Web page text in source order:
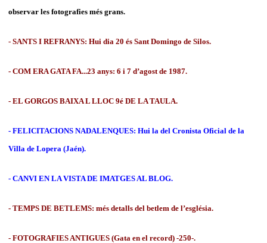
observar les fotografies més grans.
- SANTS I REFRANYS: Hui dia 20 és Sant Domingo de Silos.
- COM ERA GATA FA...23 anys: 6 i 7 d’agost de 1987.
- EL GORGOS BAIXA L LLOC 9é DE LA TAULA.
- FELICITACIONS NADALENQUES: Hui la del Cronista Oficial de la
Villa de Lopera (Jaén).
- CANVI EN LA VISTA DE IMATGES AL BLOG.
- TEMPS DE BETLEMS: més detalls del betlem de l’església.
- FOTOGRAFIES ANTIGUES (Gata en el record) -250-.